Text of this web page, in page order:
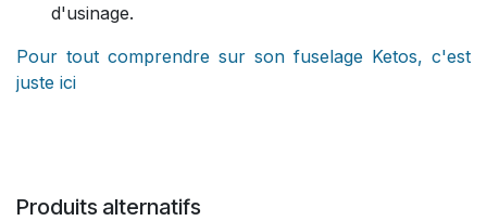
d'usinage.
Pour tout comprendre sur son fuselage Ketos, c'est
juste ici
Produits alternatifs